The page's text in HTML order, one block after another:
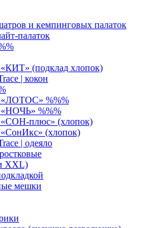
и кемпинговых палаток
палаток
(подклад хлопок)
| кокон
%%%
%%%
плюс» (хлопок)
(хлопок)
| одеяло
XXL)
мешки